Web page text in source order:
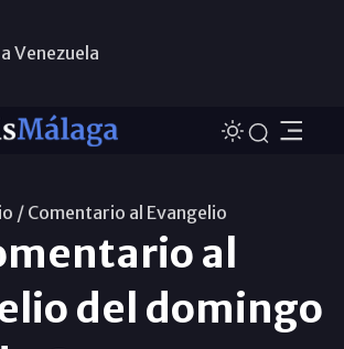
Venezuela
/ Comentario al Evangelio
al
del domingo